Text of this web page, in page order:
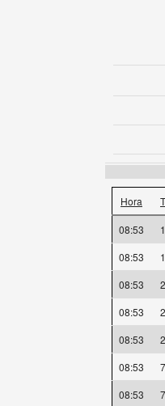
Hora
08:53
08:53
08:53
08:53
08:53
08:53
08:53